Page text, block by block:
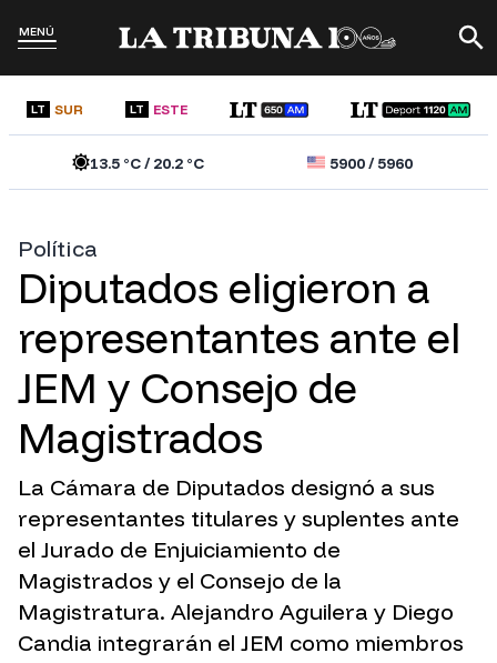
MENÚ
LT SUR LT ESTE
13.5°C /20.2°C 5900/5960
Política
Diputados eligieron a
representantes ante el
JEM y Consejo de
Magistrados
La Cámara de Diputados designó a sus
representantes titulares y suplentes ante
el Jurado de Enjuiciamiento de
Magistrados y el Consejo de la
Magistratura. Alejandro Aguilera y Diego
Candia integrarán el JEM como miembros